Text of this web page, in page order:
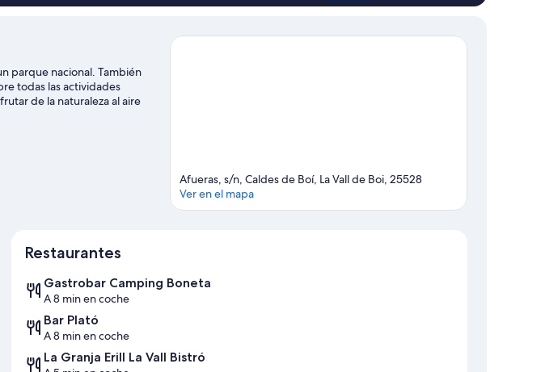
parque nacional. También
todas las actividades
de la naturaleza al aire
Afueras, s/n, Caldes de Boí, La Vall de Boi, 25528
Ver en el mapa
Restaurantes
Gastrobar Camping Boneta
A 8 min en coche
Bar Plató
A 8 min en coche
La Granja Erill La Vall Bistró